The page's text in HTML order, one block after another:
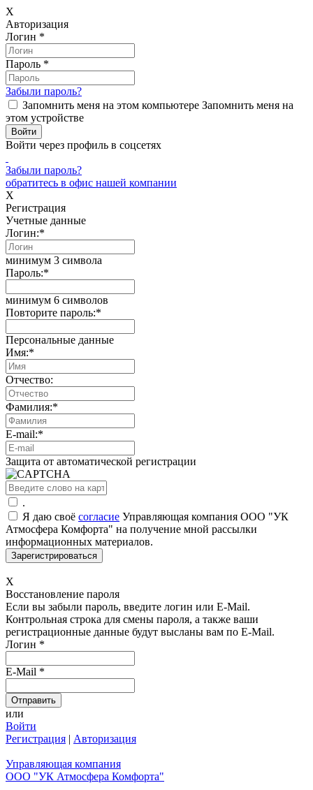
X
Авторизация
Логин *
Пароль *
Забыли пароль?
Запомнить меня на этом компьютере Запомнить меня на
этом устройстве
Войти через профиль в соцсетях
Забыли пароль?
обратитесь в офис нашей компании
X
Регистрация
Учетные данные
Логин:*
минимум 3 символа
Пароль:*
минимум 6 символов
Повторите пароль:*
Персональные данные
Имя:*
Отчество:
Фамилия:*
E-mail:*
Защита от автоматической регистрации
.
Я даю своё согласие Управляющая компания ООО "УК
Атмосфера Комфорта" на получение мной рассылки
информационных материалов.
X
Восстановление пароля
Если вы забыли пароль, введите логин или E-Mail.
Контрольная строка для смены пароля, а также ваши
регистрационные данные будут высланы вам по E-Mail.
Логин *
E-Mail *
или
Войти
Регистрация | Авторизация
Управляющая компания
ООО "УК Атмосфера Комфорта"